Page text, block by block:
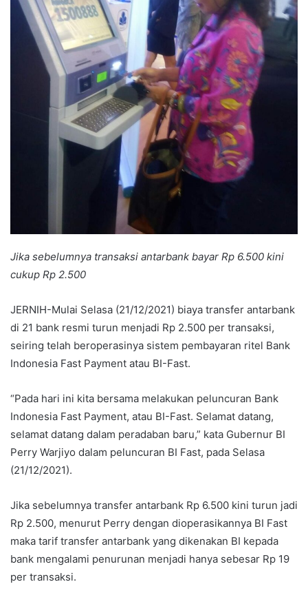
Jika sebelumnya transaksi antarbank bayar Rp 6.500 kini
cukup Rp 2.500
JERNIH-Mulai Selasa (21/12/2021) biaya transfer antarbank
di 21 bank resmi turun menjadi Rp 2.500 per transaksi,
seiring telah beroperasinya sistem pembayaran ritel Bank
Indonesia Fast Payment atau BI-Fast.
“Pada hari ini kita bersama melakukan peluncuran Bank
Indonesia Fast Payment, atau BI-Fast. Selamat datang,
selamat datang dalam peradaban baru,” kata Gubernur BI
Perry Warjiyo dalam peluncuran BI Fast, pada Selasa
(21/12/2021).
Jika sebelumnya transfer antarbank Rp 6.500 kini turun jadi
Rp 2.500, menurut Perry dengan dioperasikannya BI Fast
maka tarif transfer antarbank yang dikenakan BI kepada
bank mengalami penurunan menjadi hanya sebesar Rp 19
per transaksi.